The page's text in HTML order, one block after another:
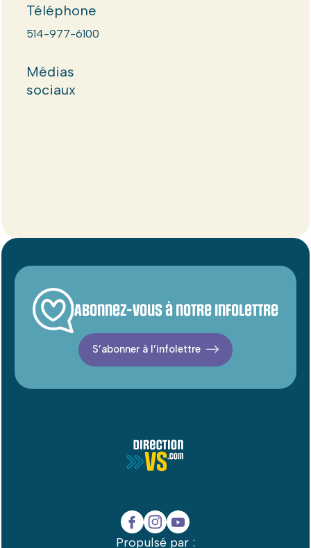
Téléphone
514-977-6100
Médias
sociaux
Abonnez-vous à notre infolettre
S’abonner à l’infolettre
Propulsé par :